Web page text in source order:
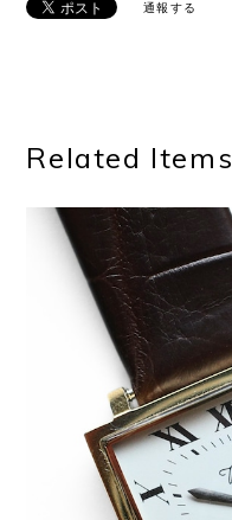
通報する
Related Items